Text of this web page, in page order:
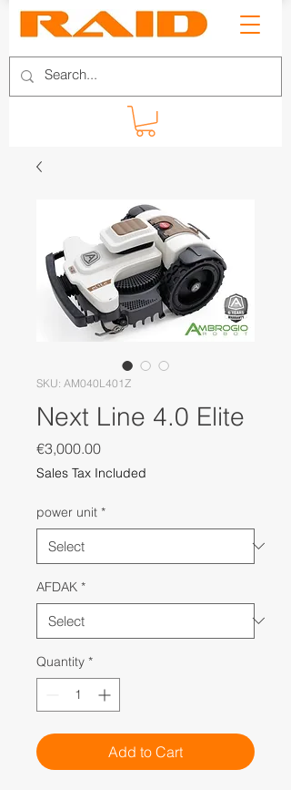
SKU: AM040L401Z
Next Line 4.0 Elite
€3,000.00Price
Sales Tax Included
power unit *
AFDAK *
Quantity *
Add to Cart